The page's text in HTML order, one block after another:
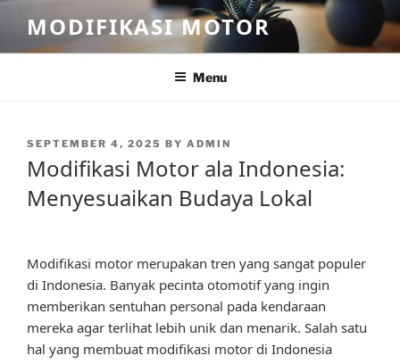
content
MODIFIKASI MOTOR
Menu
POSTED
SEPTEMBER 4, 2025 BY ADMIN
Modifikasi Motor ala Indonesia:
Menyesuaikan Budaya Lokal
Modifikasi motor merupakan tren yang sangat populer
di Indonesia. Banyak pecinta otomotif yang ingin
memberikan sentuhan personal pada kendaraan
mereka agar terlihat lebih unik dan menarik. Salah satu
hal yang membuat modifikasi motor di Indonesia